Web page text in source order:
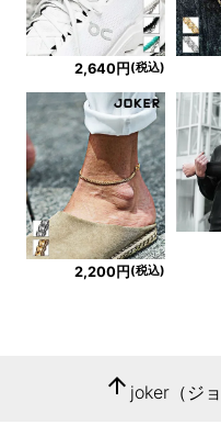
2,640円 (税込)
2,200円 (税込)
arrow_upward joker（ジ